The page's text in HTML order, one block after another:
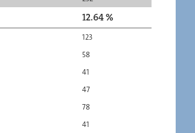
12.64 %
123
58
41
47
78
41